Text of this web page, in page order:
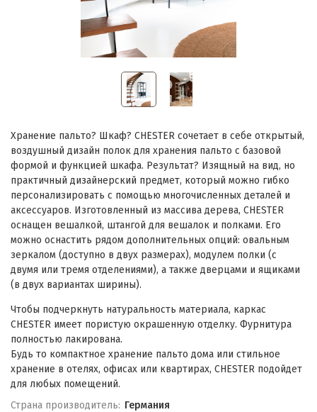
Хранение пальто? Шкаф? CHESTER сочетает в себе открытый,
воздушный дизайн полок для хранения пальто с базовой
формой и функцией шкафа. Результат? Изящный на вид, но
практичный дизайнерский предмет, который можно гибко
персонализировать с помощью многочисленных деталей и
аксессуаров. Изготовленный из массива дерева, CHESTER
оснащен вешалкой, штангой для вешалок и полками. Его
можно оснастить рядом дополнительных опций: овальным
зеркалом (доступно в двух размерах), модулем полки (с
двумя или тремя отделениями), а также дверцами и ящиками
(в двух вариантах ширины).
Чтобы подчеркнуть натуральность материала, каркас
CHESTER имеет пористую окрашенную отделку. Фурнитура
полностью лакирована.
Будь то компактное хранение пальто дома или стильное
хранение в отелях, офисах или квартирах, CHESTER подойдет
для любых помещений.
Страна производитель: Германия